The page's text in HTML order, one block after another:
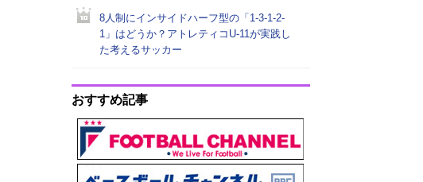
8人制にインサイドハーフ型の「1-3-1-2-
1」はどうか？アトレティコU-11が実践し
た考えるサッカー
おすすめ記事